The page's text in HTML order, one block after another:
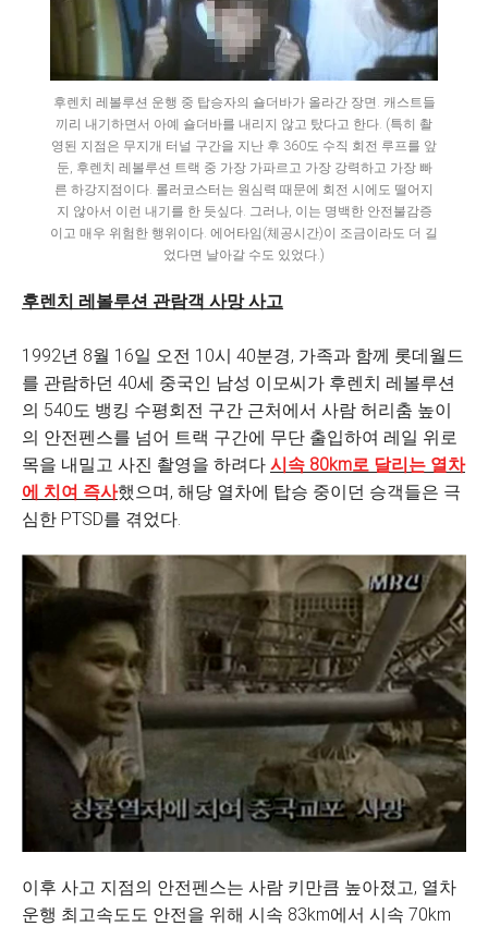
후렌치 레볼루션 운행 중 탑승자의 숄더바가 올라간 장면. 캐스트들
끼리 내기하면서 아예 숄더바를 내리지 않고 탔다고 한다. (특히 촬
영된 지점은 무지개 터널 구간을 지난 후 360도 수직 회전 루프를 앞
둔, 후렌치 레볼루션 트랙 중 가장 가파르고 가장 강력하고 가장 빠
른 하강지점이다. 롤러코스터는 원심력 때문에 회전 시에도 떨어지
지 않아서 이런 내기를 한 듯싶다. 그러나, 이는 명백한 안전불감증
이고 매우 위험한 행위이다. 에어타임(체공시간)이 조금이라도 더 길
었다면 날아갈 수도 있었다.)
후렌치 레볼루션 관람객 사망 사고
1992년 8월 16일 오전 10시 40분경, 가족과 함께 롯데월드
를 관람하던 40세 중국인 남성 이모씨가 후렌치 레볼루션
의 540도 뱅킹 수평회전 구간 근처에서 사람 허리춤 높이
의 안전펜스를 넘어 트랙 구간에 무단 출입하여 레일 위로
목을 내밀고 사진 촬영을 하려다 시속 80km로 달리는 열차
에 치여 즉사했으며, 해당 열차에 탑승 중이던 승객들은 극
심한 PTSD를 겪었다.
이후 사고 지점의 안전펜스는 사람 키만큼 높아졌고, 열차
운행 최고속도도 안전을 위해 시속 83km에서 시속 70km